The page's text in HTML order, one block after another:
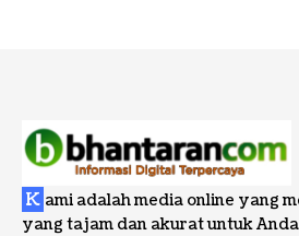
K ami adalah media online yang
yang tajam dan akurat untuk